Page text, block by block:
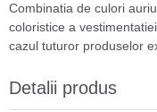
Combinatia de culori
coloristice a
cazul tuturor produselor
Detalii produs